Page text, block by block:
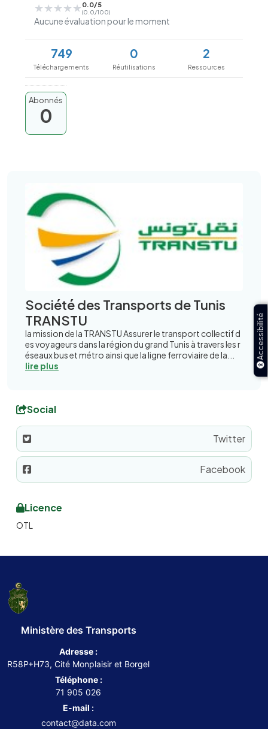
Accessibilité
★★★★★
★★★★★ 0.0/5
(0.0/100)
Aucune évaluation pour le moment
749
Téléchargements
0
Réutilisations
2
Ressources
Abonnés
0
Société des Transports de Tunis
TRANSTU
la mission de la TRANSTU Assurer le transport collectif d
es voyageurs dans la région du grand Tunis à travers les r
éseaux bus et métro ainsi que la ligne ferroviaire de la...
lire plus
Social
Twitter
Facebook
Licence
OTL
Ministère des Transports
Adresse :
R58P+H73, Cité Monplaisir et Borgel
Téléphone :
71 905 026
E-mail :
contact@data.com